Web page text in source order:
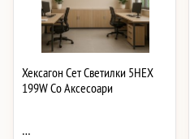
Хексагон Сет Светилки 5HEX
199W Со Аксесоари
…